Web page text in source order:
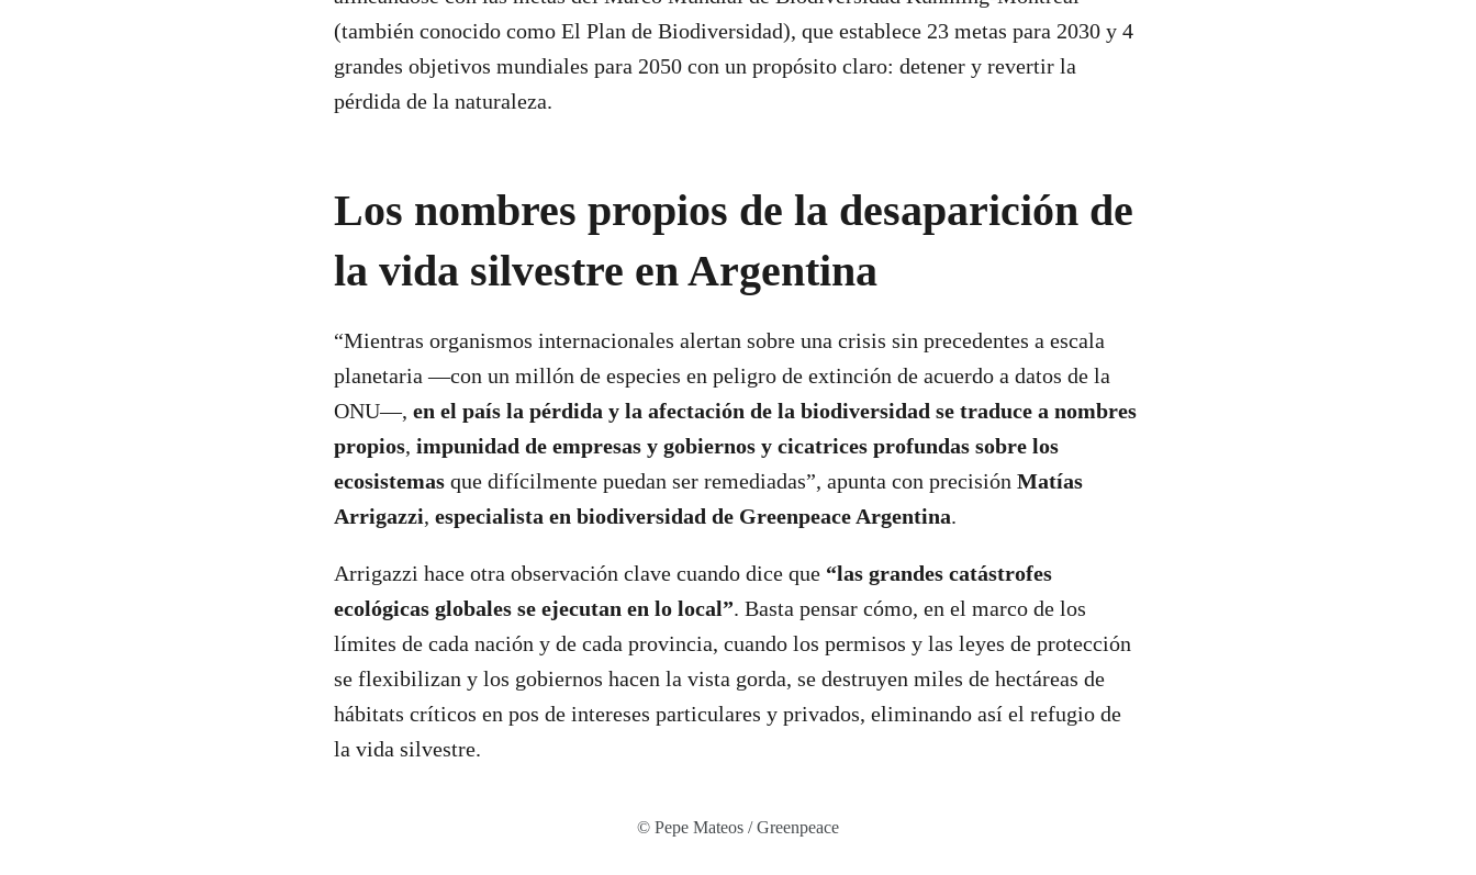
(también conocido como El Plan de Biodiversidad), que establece 23 metas para 2030 y 4
grandes objetivos mundiales para 2050 con un propósito claro: detener y revertir la
pérdida de la naturaleza.
Los nombres propios de la desaparición de
la vida silvestre en Argentina
“Mientras organismos internacionales alertan sobre una crisis sin precedentes a escala
planetaria —con un millón de especies en peligro de extinción de acuerdo a datos de la
ONU—, en el país la pérdida y la afectación de la biodiversidad se traduce a nombres
propios, impunidad de empresas y gobiernos y cicatrices profundas sobre los
ecosistemas que difícilmente puedan ser remediadas”, apunta con precisión Matías
Arrigazzi, especialista en biodiversidad de Greenpeace Argentina.
Arrigazzi hace otra observación clave cuando dice que “las grandes catástrofes
ecológicas globales se ejecutan en lo local”. Basta pensar cómo, en el marco de los
límites de cada nación y de cada provincia, cuando los permisos y las leyes de protección
se flexibilizan y los gobiernos hacen la vista gorda, se destruyen miles de hectáreas de
hábitats críticos en pos de intereses particulares y privados, eliminando así el refugio de
la vida silvestre.
© Pepe Mateos / Greenpeace